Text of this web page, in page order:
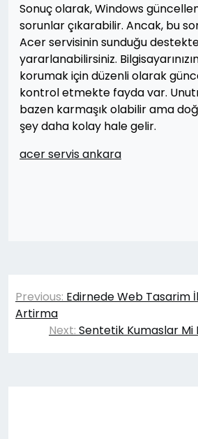
Sonuç olarak, Windows
sorunlar çıkarabilir. Ancak, bu
Acer servisinin sunduğu
yararlanabilirsiniz.
korumak için düzenli olarak
kontrol etmekte fayda var.
bazen karmaşık olabilir ama
şey daha kolay hale gelir.
acer servis ankara
Yazı
gezinmesi
Previous: Edirnede Web Tasarim
Artirma
Next: Sentetik Kumaslar Mi